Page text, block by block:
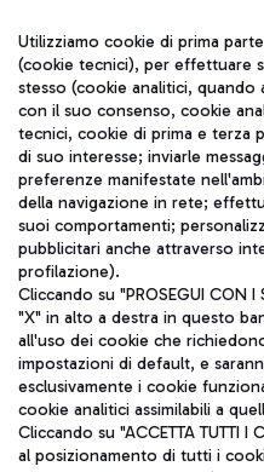
Seguici sui social
Aeroporti di Roma S.p.A. -
coordinamento di Mundys
Codice fiscale e Registro delle
Utilizziamo cookie di prima
(cookie tecnici), per effettuare
stesso (cookie analitici, quando
con il suo consenso, cookie
tecnici, cookie di prima e terza
di suo interesse; inviarle
preferenze manifestate
della navigazione in rete;
suoi comportamenti;
pubblicitari anche attraverso
profilazione).
Cliccando su "PROSEGUI CON I
"X" in alto a destra in questo
all'uso dei cookie che
impostazioni di default, e
esclusivamente i cookie
cookie analitici assimilabili a
Cliccando su "ACCETTA TUTTI
al posizionamento di tutti i